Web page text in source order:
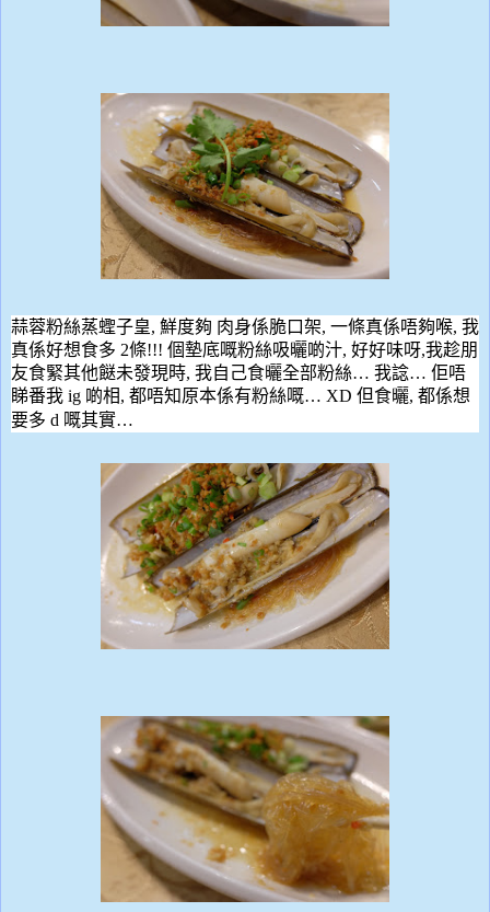
蒜蓉粉絲蒸蟶子皇, 鮮度夠 肉身係脆口架, 一條真係唔夠喉, 我
真係好想食多 2條!!! 個墊底嘅粉絲吸曬啲汁, 好好味呀,我趁朋
友食緊其他餸未發現時, 我自己食曬全部粉絲… 我諗… 佢唔
睇番我 ig 啲相, 都唔知原本係有粉絲嘅… XD 但食曬, 都係想
要多 d 嘅其實…